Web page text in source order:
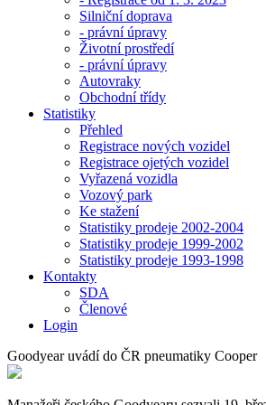
Silniční doprava
- právní úpravy
Životní prostředí
- právní úpravy
Autovraky
Obchodní třídy
Statistiky
Přehled
Registrace nových vozidel
Registrace ojetých vozidel
Vyřazená vozidla
Vozový park
Ke stažení
Statistiky prodeje 2002-2004
Statistiky prodeje 1999-2002
Statistiky prodeje 1993-1998
Kontakty
SDA
Členové
Login
Goodyear uvádí do ČR pneumatiky Cooper